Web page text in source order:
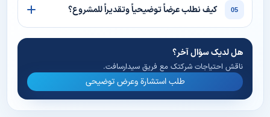
05 كيف نطلب عرضاً توضيحياً وتقديراً للمشروع؟
هل لديك سؤال آخر؟
ناقش احتياجات شركتك مع فريق سیدارسافت.
طلب استشارة وعرض توضيحي